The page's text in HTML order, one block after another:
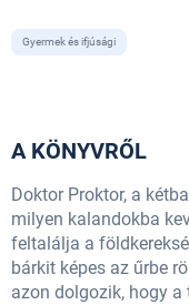
Gyermek és ifjúsági
A KÖNYVRŐL
Doktor Proktor, a
milyen kalandokba
feltalálja a
bárkit képes az űrbe
azon dolgozik, hogy